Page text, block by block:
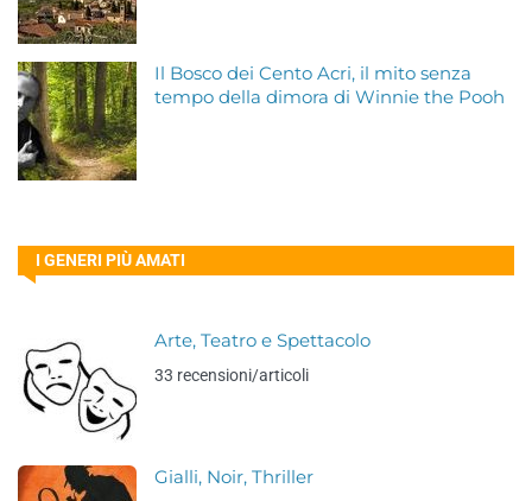
Il Bosco dei Cento Acri, il mito senza
tempo della dimora di Winnie the Pooh
I GENERI PIÙ AMATI
Arte, Teatro e Spettacolo
33 recensioni/articoli
Gialli, Noir, Thriller